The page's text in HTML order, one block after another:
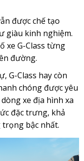
được chế tạo
giàu kinh nghiệm.
xe G-Class từng
đường.
G-Class hay còn
chóng được yêu
xe địa hình xa
đặc trưng, khả
trọng bậc nhất.